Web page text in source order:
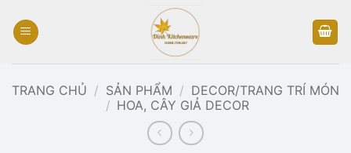
qua
dung
TRANG CHỦ / SẢN PHẨM / DECOR/TRANG TRÍ MÓN
/ HOA, CÂY GIẢ DECOR